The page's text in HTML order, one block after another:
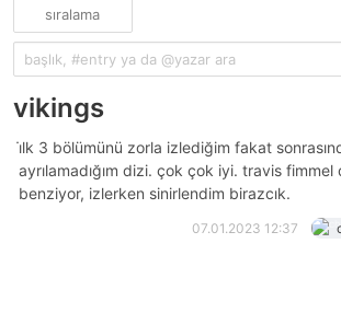
sıralama
vikings
i̇lk 3 bölümünü zorla izlediğim fakat
ayrılamadığım dizi. çok çok iyi. travis
benziyor, izlerken sinirlendim birazcık.
07.01.2023 12:37